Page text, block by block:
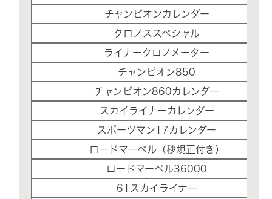
チャンピオンカレンダー
クロノススペシャル
ライナークロノメーター
チャンピオン850
チャンピオン860カレンダー
スカイライナーカレンダー
スポーツマン17カレンダー
ロードマーベル（秒規正付き）
ロードマーベル36000
61スカイライナー